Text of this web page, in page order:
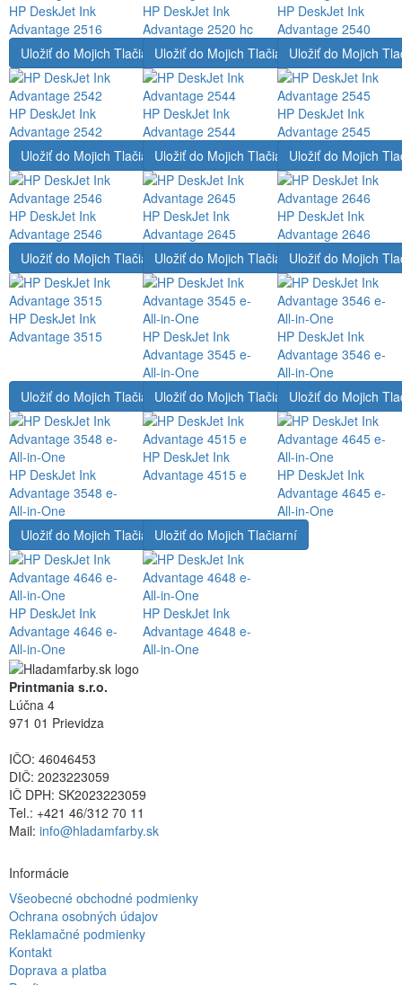
HP DeskJet Ink
Advantage 2516
HP DeskJet Ink
Advantage 2520 hc
HP DeskJet Ink
Advantage 2540
Uložiť do Mojich Tlačiarní
HP DeskJet Ink
Advantage 2542
Uložiť do Mojich Tlačiarní
HP DeskJet Ink
Advantage 2544
Uložiť do Mojich
HP DeskJet Ink
Advantage 2545
Uložiť do Mojich Tlačiarní
HP DeskJet Ink
Advantage 2546
Uložiť do Mojich Tlačiarní
HP DeskJet Ink
Advantage 2645
Uložiť do Mojich
HP DeskJet Ink
Advantage 2646
Uložiť do Mojich Tlačiarní
HP DeskJet Ink
Advantage 3515
Uložiť do Mojich Tlačiarní
HP DeskJet Ink
Advantage 3545 e-
All-in-One
Uložiť do Mojich
HP DeskJet Ink
Advantage 3546 e-
All-in-One
Uložiť do Mojich Tlačiarní
HP DeskJet Ink
Advantage 3548 e-
All-in-One
Uložiť do Mojich Tlačiarní
HP DeskJet Ink
Advantage 4515 e
Uložiť do Mojich
HP DeskJet Ink
Advantage 4645 e-
All-in-One
Uložiť do Mojich Tlačiarní
HP DeskJet Ink
Advantage 4646 e-
All-in-One
Uložiť do Mojich Tlačiarní
HP DeskJet Ink
Advantage 4648 e-
All-in-One
Printmania s.r.o.
Lúčna 4
971 01 Prievidza
IČO: 46046453
DIČ: 2023223059
IČ DPH: SK2023223059
Tel.: +421 46/312 70 11
Mail: info@hladamfarby.sk
Informácie
Všeobecné obchodné podmienky
Ochrana osobných údajov
Reklamačné podmienky
Kontakt
Doprava a platba